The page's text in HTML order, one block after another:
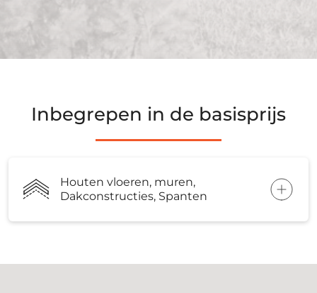
Inbegrepen in de basisprijs
Houten vloeren, muren,
Dakconstructies, Spanten